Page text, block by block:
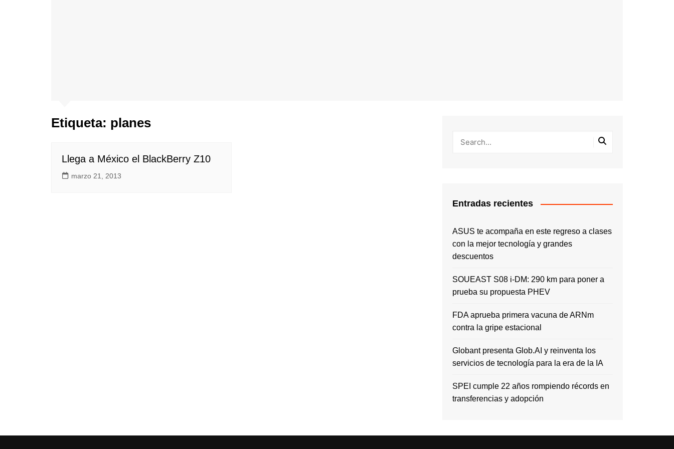
Etiqueta: planes
Llega a México el BlackBerry Z10
marzo 21, 2013
Entradas recientes
ASUS te acompaña en este regreso a clases
con la mejor tecnología y grandes
descuentos
SOUEAST S08 i-DM: 290 km para poner a
prueba su propuesta PHEV
FDA aprueba primera vacuna de ARNm
contra la gripe estacional
Globant presenta Glob.AI y reinventa los
servicios de tecnología para la era de la IA
SPEI cumple 22 años rompiendo récords en
transferencias y adopción